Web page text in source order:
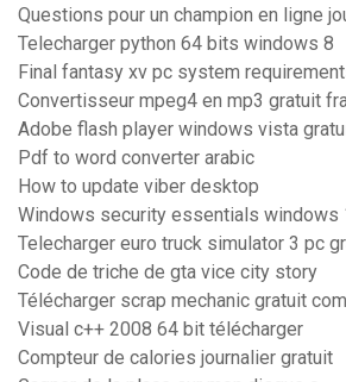
Questions pour un champion en ligne
Telecharger python 64 bits windows 8
Final fantasy xv pc system
Convertisseur mpeg4 en mp3 gratuit
Adobe flash player windows vista
Pdf to word converter arabic
How to update viber desktop
Windows security essentials windows
Telecharger euro truck simulator 3 pc
Code de triche de gta vice city story
Télécharger scrap mechanic gratuit
Visual c++ 2008 64 bit télécharger
Compteur de calories journalier gratuit